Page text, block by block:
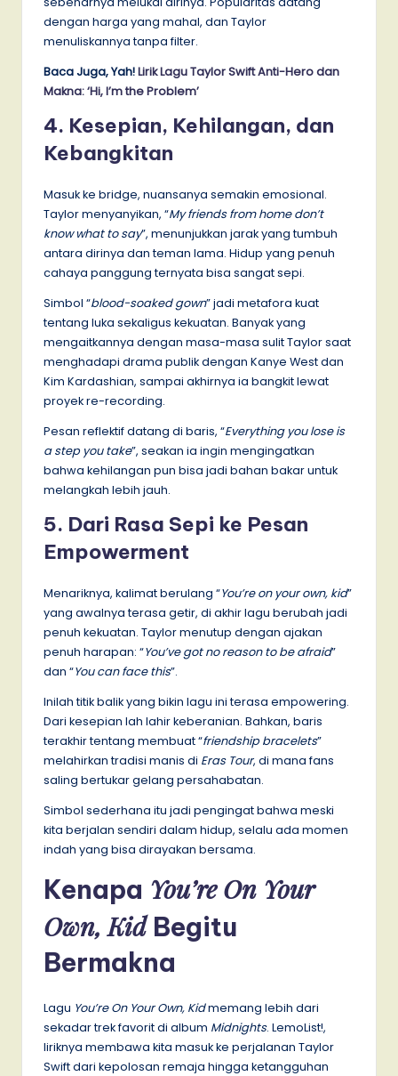
dengan harga yang mahal, dan Taylor
menuliskannya tanpa filter.
Baca Juga, Yah!Lirik Lagu Taylor Swift Anti-Hero dan
Makna: ‘Hi, I’m the Problem’
4. Kesepian, Kehilangan, dan
Kebangkitan
Masuk ke bridge, nuansanya semakin emosional.
Taylor menyanyikan, “My friends from home don’t
know what to say”, menunjukkan jarak yang tumbuh
antara dirinya dan teman lama. Hidup yang penuh
cahaya panggung ternyata bisa sangat sepi.
Simbol “blood-soaked gown” jadi metafora kuat
tentang luka sekaligus kekuatan. Banyak yang
mengaitkannya dengan masa-masa sulit Taylor saat
menghadapi drama publik dengan Kanye West dan
Kim Kardashian, sampai akhirnya ia bangkit lewat
proyek re-recording.
Pesan reflektif datang di baris, “Everything you lose is
a step you take”, seakan ia ingin mengingatkan
bahwa kehilangan pun bisa jadi bahan bakar untuk
melangkah lebih jauh.
5. Dari Rasa Sepi ke Pesan
Empowerment
Menariknya, kalimat berulang “You’re on your own, kid”
yang awalnya terasa getir, di akhir lagu berubah jadi
penuh kekuatan. Taylor menutup dengan ajakan
penuh harapan: “You’ve got no reason to be afraid”
dan “You can face this”.
Inilah titik balik yang bikin lagu ini terasa empowering.
Dari kesepian lah lahir keberanian. Bahkan, baris
terakhir tentang membuat “friendship bracelets”
melahirkan tradisi manis di Eras Tour, di mana fans
saling bertukar gelang persahabatan.
Simbol sederhana itu jadi pengingat bahwa meski
kita berjalan sendiri dalam hidup, selalu ada momen
indah yang bisa dirayakan bersama.
Kenapa You’re On Your
Own, KidBegitu
Bermakna
Lagu You’re On Your Own, Kidmemang lebih dari
sekadar trek favorit di album Midnights. LemoList!,
liriknya membawa kita masuk ke perjalanan Taylor
Swift dari kepolosan remaja hingga ketangguhan